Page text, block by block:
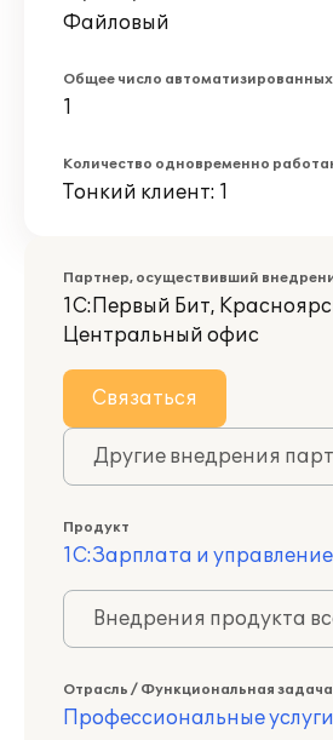
Файловый
Общее число
1
Количество одновременно
Тонкий клиент: 1
Партнер, осуществивший
1С:Первый Бит,
Центральный офис
Связаться
Другие внедрения
Продукт
1С:Зарплата и
Внедрения продукта
Отрасль / Функциональная задача
Профессиональные услуги